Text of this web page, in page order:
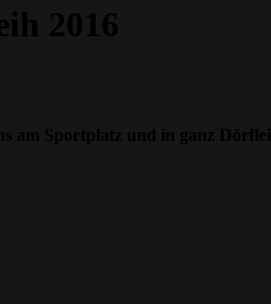
2016
am Sportplatz und in ganz